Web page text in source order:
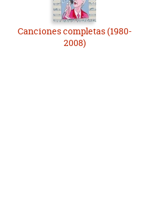
Canciones completas (1980-
2008)